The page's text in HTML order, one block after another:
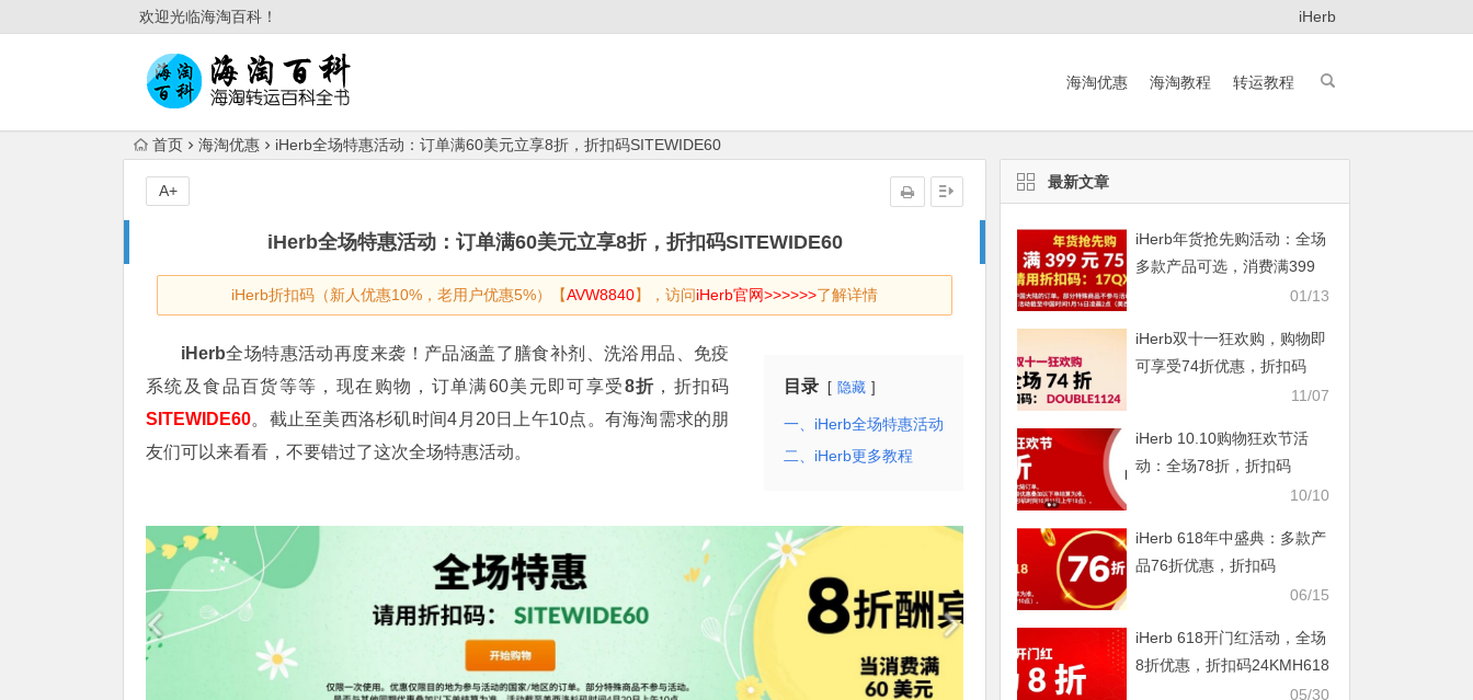
欢迎光临海淘百科！ iHerb
海淘优惠 海淘教程 转运教程
首页 海淘优惠 iHerb全场特惠活动：订单满60美元立享8折，折扣码SITEWIDE60
iHerb全场特惠活动：订单满60美元立享8折，折扣码SITEWIDE60
iHerb折扣码（新人优惠10%，老用户优惠5%）【AVW8840】，访问iHerb官网>>>>>>了解详情
A+
目录 隐藏
一、iHerb全场特惠活动
二、iHerb更多教程
iHerb全场特惠活动再度来袭！产品涵盖了膳食补剂、洗浴用品、免疫
系统及食品百货等等，现在购物，订单满60美元即可享受8折 ，折扣码
SITEWIDE60。截止至美西洛杉矶时间4月20日上午10点。有海淘需求的朋
友们可以来看看，不要错过了这次全场特惠活动。
最新文章
iHerb年货抢先购活动：全场
多款产品可选，消费满399
01/13
iHerb双十一狂欢购，购物即
可享受74折优惠，折扣码
11/07
iHerb 10.10购物狂欢节活
动：全场78折，折扣码
10/10
iHerb 618年中盛典：多款产
品76折优惠，折扣码
06/15
iHerb 618开门红活动，全场
8折优惠，折扣码24KMH618
05/30